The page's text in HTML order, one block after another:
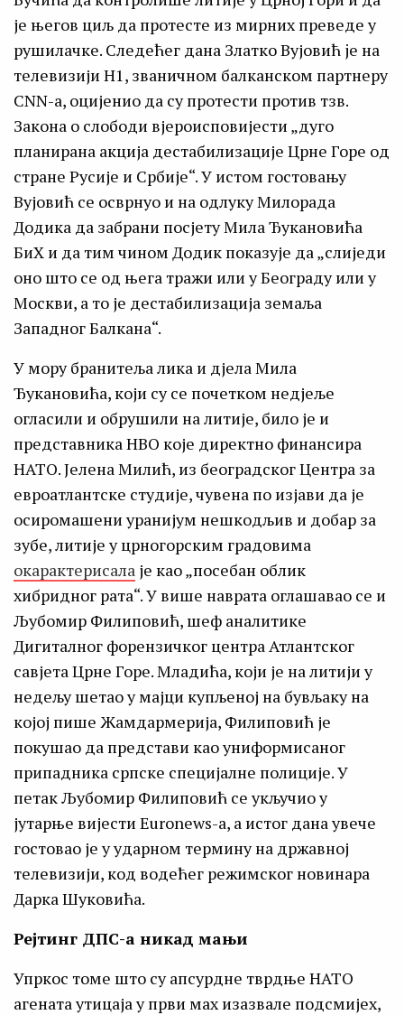
је његов циљ да протесте из мирних преведе у
рушилачке. Следећег дана Златко Вујовић je на
телевизији Н1, званичном балканском партнеру
CNN-а, оцијенио да су протести против тзв.
Закона о слободи вјероисповијести „дуго
планирана акција дестабилизације Црне Горе од
стране Русије и Србије“. У истом гостовању
Вујовић се осврнуо и на одлуку Милорада
Додика да забрани посјету Мила Ђукановића
БиХ и да тим чином Додик показује да „слиједи
оно што се од њега тражи или у Београду или у
Москви, а то је дестабилизација земаља
Западног Балкана“.
У мору бранитеља лика и дјела Мила
Ђукановића, који су се почетком недјеље
огласили и обрушили на литије, било је и
представника НВО које директно финансира
НАТО. Јелена Милић, из београдског Центра за
евроатлантске студије, чувена по изјави да је
осиромашени уранијум нешкодљив и добар за
зубе, литије у црногорским градовима
окарактерисала је као „посебан облик
хибридног рата“. У више наврата оглашавао се и
Љубомир Филиповић, шеф аналитике
Дигиталног форензичког центра Атлантског
савјета Црне Горе. Младића, који је на литији у
недељу шетао у мајци купљеној на бувљаку на
којој пише Жамдармерија, Филиповић је
покушао да представи као униформисаног
припадника српске специјалне полиције. У
петак Љубомир Филиповић се укључио у
јутарње вијести Euronews-а, а истог дана увече
гостовао је у ударном термину на државној
телевизији, код водећег режимског новинара
Дарка Шуковића.
Рејтинг ДПС-а никад мањи
Упркос томе што су апсурдне тврдње НАТО
агената утицаја у први мах изазвале подсмијех,